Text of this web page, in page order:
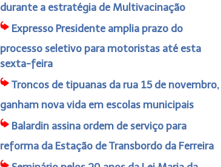
durante a estratégia de Multivacinação
Expresso Presidente amplia prazo do
processo seletivo para motoristas até esta
sexta-feira
Troncos de tipuanas da rua 15 de novembro,
ganham nova vida em escolas municipais
Balardin assina ordem de serviço para
reforma da Estação de Transbordo da Ferreira